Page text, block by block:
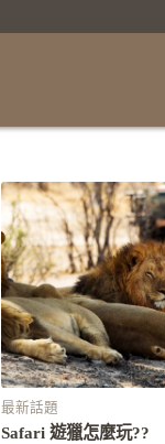
最新話題
Safari 遊獵怎麼玩??